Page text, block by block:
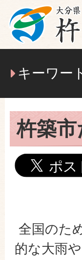
キーワー
杵築
全国のた
的な大雨